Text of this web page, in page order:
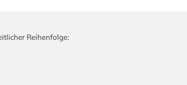
Reihenfolge: